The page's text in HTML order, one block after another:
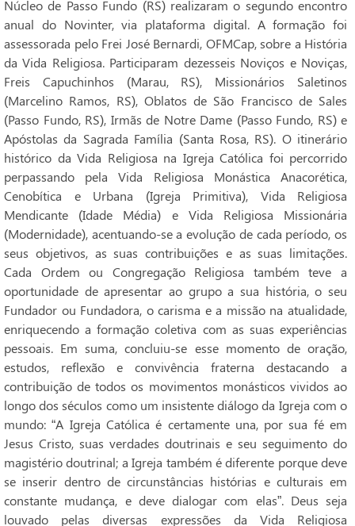
Núcleo de Passo Fundo (RS) realizaram o segundo encontro
anual do Novinter, via plataforma digital. A formação foi
assessorada pelo Frei José Bernardi, OFMCap, sobre a História
da Vida Religiosa. Participaram dezesseis Noviços e Noviças,
Freis Capuchinhos (Marau, RS), Missionários Saletinos
(Marcelino Ramos, RS), Oblatos de São Francisco de Sales
(Passo Fundo, RS), Irmãs de Notre Dame (Passo Fundo, RS) e
Apóstolas da Sagrada Família (Santa Rosa, RS). O itinerário
histórico da Vida Religiosa na Igreja Católica foi percorrido
perpassando pela Vida Religiosa Monástica Anacorética,
Cenobítica e Urbana (Igreja Primitiva), Vida Religiosa
Mendicante (Idade Média) e Vida Religiosa Missionária
(Modernidade), acentuando-se a evolução de cada período, os
seus objetivos, as suas contribuições e as suas limitações.
Cada Ordem ou Congregação Religiosa também teve a
oportunidade de apresentar ao grupo a sua história, o seu
Fundador ou Fundadora, o carisma e a missão na atualidade,
enriquecendo a formação coletiva com as suas experiências
pessoais. Em suma, concluiu-se esse momento de oração,
estudos, reflexão e convivência fraterna destacando a
contribuição de todos os movimentos monásticos vividos ao
longo dos séculos como um insistente diálogo da Igreja com o
mundo: “A Igreja Católica é certamente una, por sua fé em
Jesus Cristo, suas verdades doutrinais e seu seguimento do
magistério doutrinal; a Igreja também é diferente porque deve
se inserir dentro de circunstâncias histórias e culturais em
constante mudança, e deve dialogar com elas”. Deus seja
louvado pelas diversas expressões da Vida Religiosa